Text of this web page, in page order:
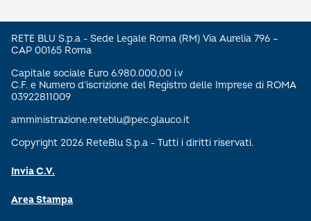
RETE BLU S.p.a - Sede Legale Roma (RM) Via Aurelia 796 –
CAP 00165 Roma
Capitale sociale Euro 6.980.000,00 i.v
C.F. e Numero d’iscrizione del Registro delle Imprese di ROMA
03922811009
amministrazione.reteblu@pec.glauco.it
Copyright 2026 ReteBlu S.p.a - Tutti i diritti riservati.
Invia C.V.
Area Stampa